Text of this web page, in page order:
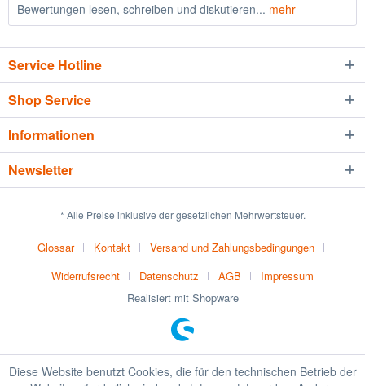
Bewertungen lesen, schreiben und diskutieren... mehr
Service Hotline
Shop Service
Informationen
Newsletter
* Alle Preise inklusive der gesetzlichen Mehrwertsteuer.
Glossar Kontakt
Versand und Zahlungsbedingungen
Widerrufsrecht
Datenschutz AGB
Impressum
Realisiert mit Shopware
Diese Website benutzt Cookies, die für den technischen Betrieb der